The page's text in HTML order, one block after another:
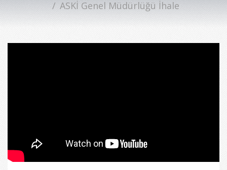
ASKİ Genel Müdürlüğü İhale